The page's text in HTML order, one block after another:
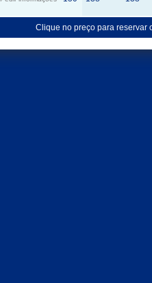
Clique no preço para reservar